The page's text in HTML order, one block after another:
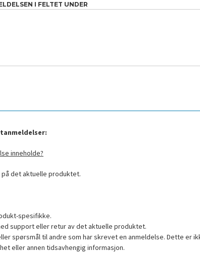
I FELTET UNDER
inneholde?
det aktuelle produktet.
spesifikke.
support eller retur av det aktuelle produktet.
spørsmål til andre som har skrevet en anmeldelse. Dette er
eller annen tidsavhengig informasjon.